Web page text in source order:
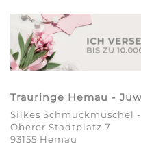
Trauringe Hemau -
Silkes Schmuckmuschel
Oberer Stadtplatz 7
93155 Hemau